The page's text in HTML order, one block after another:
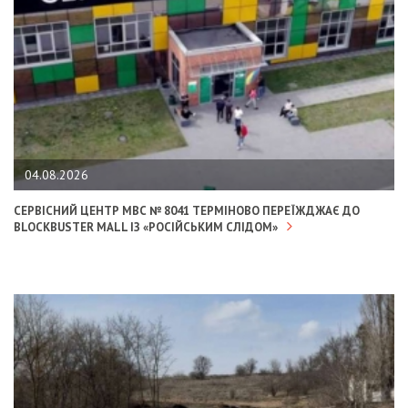
04.08.2026
СЕРВІСНИЙ ЦЕНТР МВС № 8041 ТЕРМІНОВО ПЕРЕЇЖДЖАЄ ДО
BLOCKBUSTER MALL ІЗ «РОСІЙСЬКИМ СЛІДОМ»